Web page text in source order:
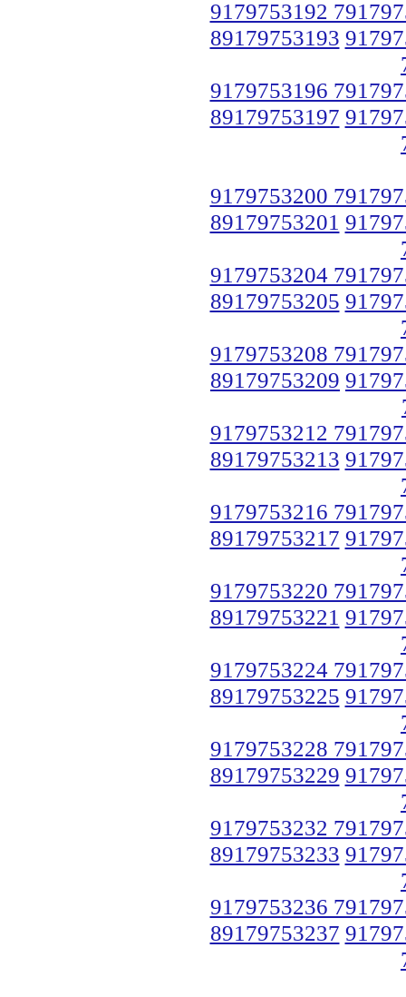
9179753192
89179753193
9179753196
89179753197
9179753200
89179753201
9179753204
89179753205
9179753208
89179753209
9179753212
89179753213
9179753216
89179753217
9179753220
89179753221
9179753224
89179753225
9179753228
89179753229
9179753232
89179753233
9179753236
89179753237